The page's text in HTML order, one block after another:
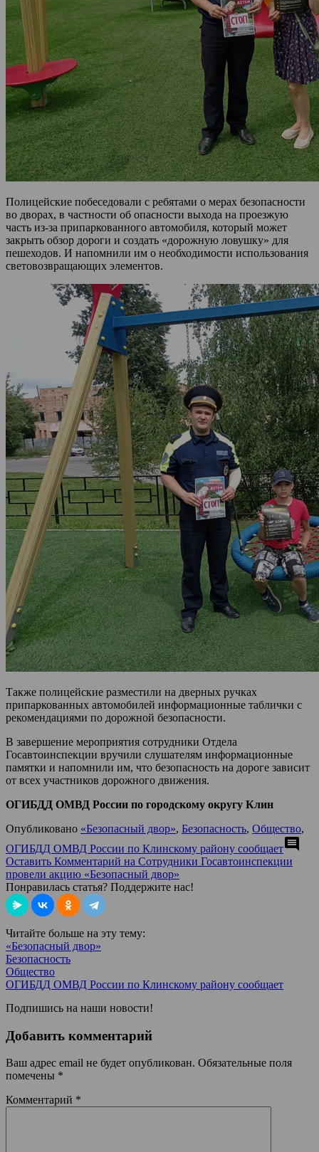
Полицейские побеседовали с ребятами о мерах безопасности
во дворах, в частности об опасности выхода на проезжую
часть из-за припаркованного автомобиля, который может
закрыть обзор дороги и создать «дорожную ловушку» для
пешеходов. И напомнили им о необходимости использования
световозвращающих элементов.
Также полицейские разместили на дверных ручках
припаркованных автомобилей информационные таблички с
рекомендациями по дорожной безопасности.
В завершение мероприятия сотрудники Отдела
Госавтоинспекции вручили слушателям информационные
памятки и напомнили им, что безопасность на дороге зависит
от всех участников дорожного движения.
ОГИБДД ОМВД России по городскому округу Клин
Опубликовано «Безопасный двор», Безопасность, Общество,
ОГИБДД ОМВД России по Клинскому району сообщаетcomment
Оставить Комментарий на Сотрудники Госавтоинспекции
провели акцию «Безопасный двор»
Понравилась статья? Поддержите нас!
Читайте больше на эту тему:
«Безопасный двор»
Безопасность
Общество
ОГИБДД ОМВД России по Клинскому району сообщает
Подпишись на наши новости!
Добавить комментарий
Ваш адрес email не будет опубликован. Обязательные поля
помечены *
Комментарий *